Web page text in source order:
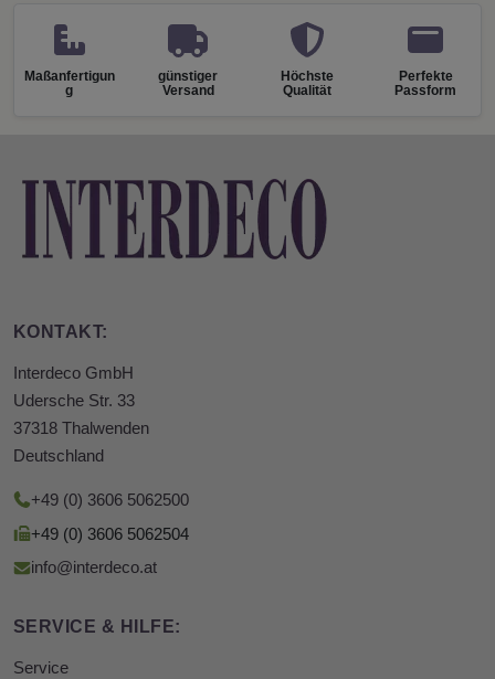
Maßanfertigun
g
günstiger
Versand
Höchste
Qualität
Perfekte
Passform
KONTAKT:
Interdeco GmbH
Udersche Str. 33
37318 Thalwenden
Deutschland
+49 (0) 3606 5062500
+49 (0) 3606 5062504
info@interdeco.at
SERVICE & HILFE:
Service